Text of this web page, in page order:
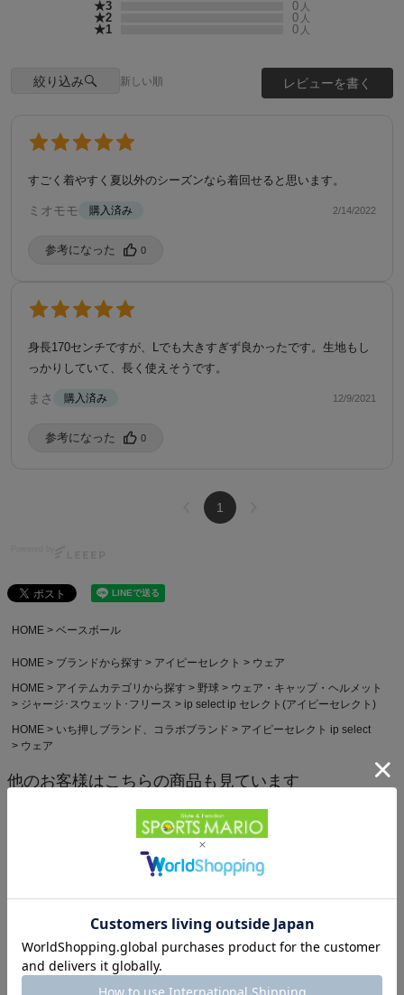
★3 0 人
★2 0 人
★1 0 人
絞り込み 新しい順 レビューを書く
すごく着やすく夏以外のシーズンなら着回せると思います。
ミオモモ 購入済み 2/14/2022
参考になった️ 0
身長170センチですが、Lでも大きすぎず良かったです。生地もし
っかりしていて、長く使えそうです。
まさ 購入済み 12/9/2021
参考になった️ 0
1
HOME ベースボール
HOME ブランドから探す アイピーセレクト
ウェア
HOME
アイテムカテゴリから探す 野球
ウェア・キャップ・ヘルメット
ジャージ･スウェット･フリース
ip select ip セレクト(アイピーセレクト)
HOME
いち押しブランド、コラボブランド
アイピーセレクト ip select
ウェア
他のお客様はこちらの商品も見ています
ローリングス ミニトート
バッグ 一般 Rawlings
ジュンケイグラブ 専用グ
ラブ袋付き マリオオリジ
ナル 硬式用グラブ 内野
66,000円（税込）
ローリングス バッティン
サイズ 天然皮革 ゴート
5,841円（税込）